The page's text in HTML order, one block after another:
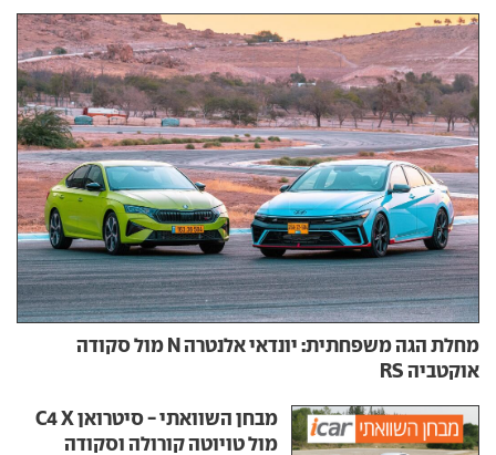
מחלת הגה משפחתית: יונדאי אלנטרה N מול סקודה
אוקטביה RS
מבחן השוואתי - סיטרואן C4 X
מול טויוטה קורולה וסקודה